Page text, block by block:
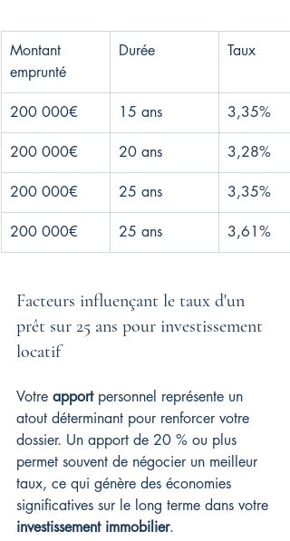
Montant
emprunté
Durée Taux
200 000€ 15 ans 3,35%
200 000€ 20 ans 3,28%
200 000€ 25 ans 3,35%
200 000€ 25 ans 3,61%
Facteurs influençant le taux d'un
prêt sur 25 ans pour investissement
locatif
Votre apport personnel représente un
atout déterminant pour renforcer votre
dossier. Un apport de 20 % ou plus
permet souvent de négocier un meilleur
taux, ce qui génère des économies
significatives sur le long terme dans votre
investissement immobilier.